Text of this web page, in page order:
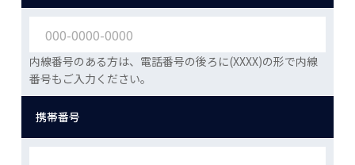
内線番号のある方は、電話番号の後ろに(XXXX)の形で内線
番号もご入力ください。
携帯番号